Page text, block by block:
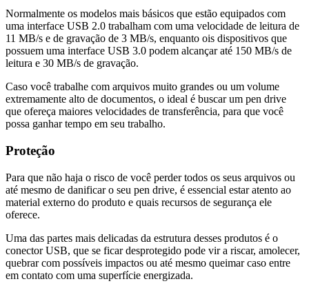
Normalmente os modelos mais básicos que estão equipados com
uma interface USB 2.0 trabalham com uma velocidade de leitura de
11 MB/s e de gravação de 3 MB/s, enquanto ois dispositivos que
possuem uma interface USB 3.0 podem alcançar até 150 MB/s de
leitura e 30 MB/s de gravação.
Caso você trabalhe com arquivos muito grandes ou um volume
extremamente alto de documentos, o ideal é buscar um pen drive
que ofereça maiores velocidades de transferência, para que você
possa ganhar tempo em seu trabalho.
Proteção
Para que não haja o risco de você perder todos os seus arquivos ou
até mesmo de danificar o seu pen drive, é essencial estar atento ao
material externo do produto e quais recursos de segurança ele
oferece.
Uma das partes mais delicadas da estrutura desses produtos é o
conector USB, que se ficar desprotegido pode vir a riscar, amolecer,
quebrar com possíveis impactos ou até mesmo queimar caso entre
em contato com uma superfície energizada.